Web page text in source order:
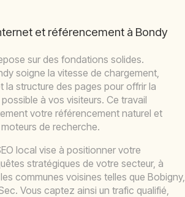
et référencement à Bondy
sur des fondations solides.
soigne la vitesse de chargement,
la structure des pages pour offrir la
à vos visiteurs. Ce travail
votre référencement naturel et
de recherche.
local vise à positionner votre
stratégiques de votre secteur, à
communes voisines telles que Bobigny,
Vous captez ainsi un trafic qualifié,